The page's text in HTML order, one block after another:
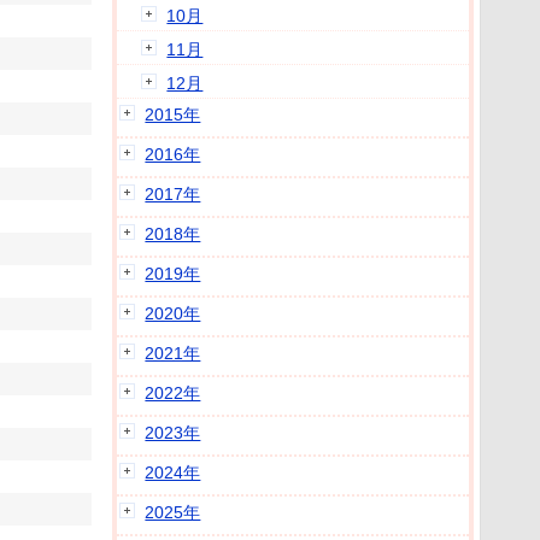
10月
11月
12月
2015年
2016年
2017年
2018年
2019年
2020年
2021年
2022年
2023年
2024年
2025年